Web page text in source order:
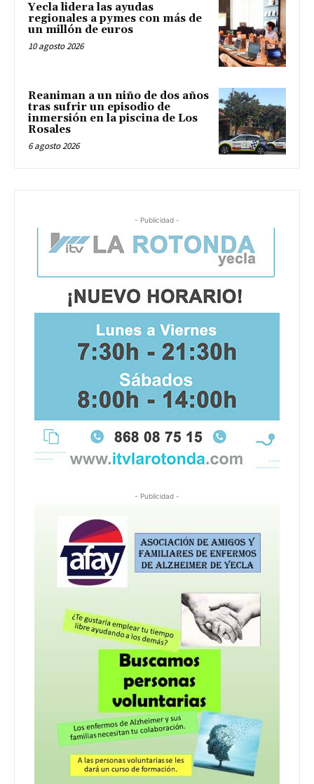
Yecla lidera las ayudas
regionales a pymes con más de
un millón de euros
10 agosto 2026
Reaniman a un niño de dos años
tras sufrir un episodio de
inmersión en la piscina de Los
Rosales
6 agosto 2026
- Publicidad -
- Publicidad -